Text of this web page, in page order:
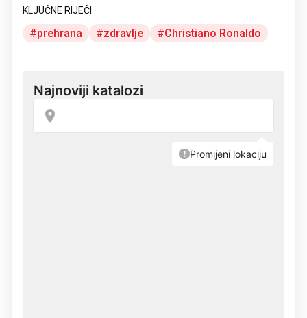
KLJUČNE RIJEČI
prehrana zdravlje Christiano Ronaldo